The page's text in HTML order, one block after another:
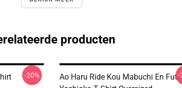
producten
-20%
Ao Haru Ride Kou Mabuchi En
-